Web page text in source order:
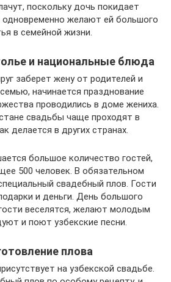
поскольку дочь покидает
одновременно желают ей большого
в семейной жизни.
и национальные блюда
заберет жену от родителей и
начинается празднование
проводились в доме жениха.
свадьбы чаще проходят в
делается в других странах.
большое количество гостей,
500 человек. В обязательном
свадебный плов. Гости
и деньги. День большого
веселятся, желают молодым
и поют узбекские песни.
плова
на узбекской свадьбе.